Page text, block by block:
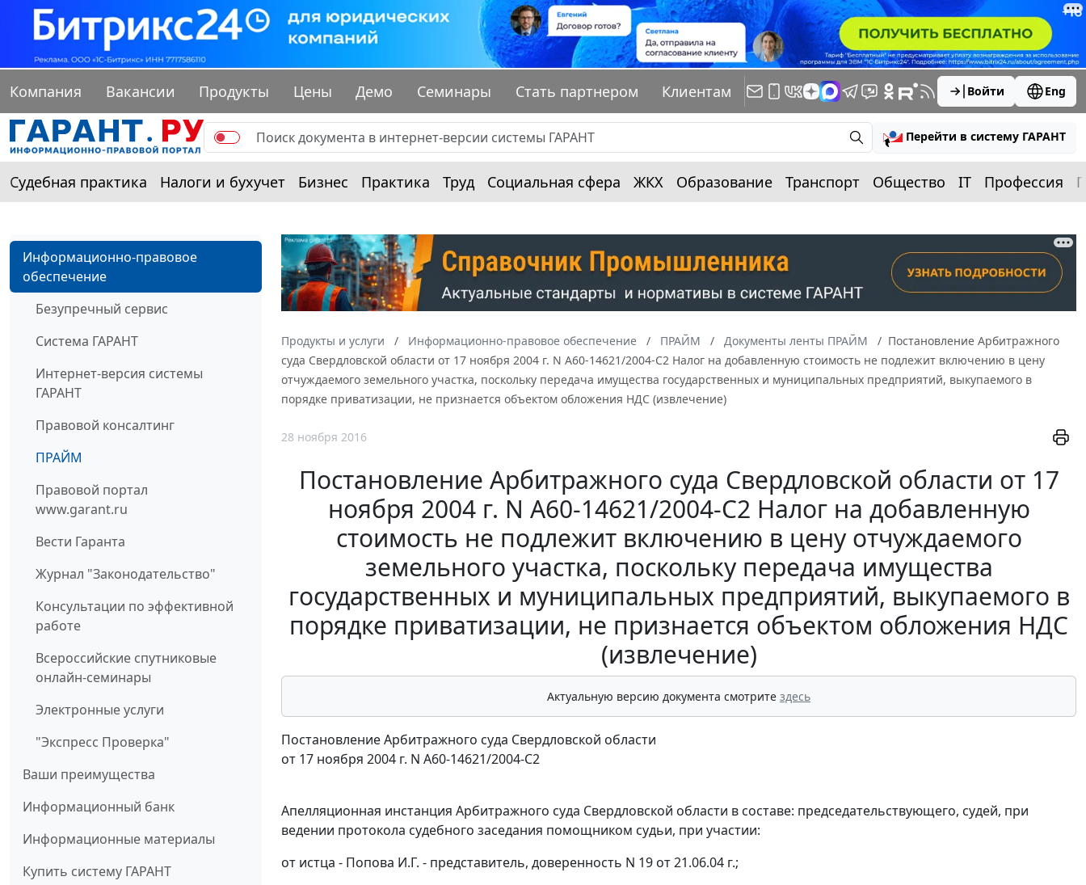
Компания Вакансии Продукты Цены Демо Семинары Стать партнером Клиентам Войти Eng
Перейти в систему ГАРАНТ
Судебная практика Налоги и бухучет Бизнес Практика Труд Социальная сфера ЖКХ Образование Транспорт Общество IT Профессия
Информационно-правовое
обеспечение
Безупречный сервис
Система ГАРАНТ
Интернет-версия системы
ГАРАНТ
Правовой консалтинг
ПРАЙМ
Правовой портал
www.garant.ru
Вести Гаранта
Журнал "Законодательство"
Консультации по эффективной
работе
Всероссийские спутниковые
онлайн-семинары
Электронные услуги
"Экспресс Проверка"
Ваши преимущества
Информационный банк
Информационные материалы
Купить систему ГАРАНТ
Продукты и услуги Информационно-правовое обеспечение ПРАЙМ Документы ленты ПРАЙМ
Постановление Арбитражного
суда Свердловской области от 17 ноября 2004 г. N А60-14621/2004-С2 Налог на добавленную стоимость не подлежит включению в цену
отчуждаемого земельного участка, поскольку передача имущества государственных и муниципальных предприятий, выкупаемого в
порядке приватизации, не признается объектом обложения НДС (извлечение)
28 ноября 2016
Постановление Арбитражного суда Свердловской области от 17
ноября 2004 г. N А60-14621/2004-С2 Налог на добавленную
стоимость не подлежит включению в цену отчуждаемого
земельного участка, поскольку передача имущества
государственных и муниципальных предприятий, выкупаемого в
порядке приватизации, не признается объектом обложения НДС
(извлечение)
Актуальную версию документа смотрите здесь
Постановление Арбитражного суда Свердловской области
от 17 ноября 2004 г. N А60-14621/2004-С2
Апелляционная инстанция Арбитражного суда Свердловской области в составе: председательствующего, судей, при
ведении протокола судебного заседания помощником судьи, при участии:
от истца - Попова И.Г. - представитель, доверенность N 19 от 21.06.04 г.;